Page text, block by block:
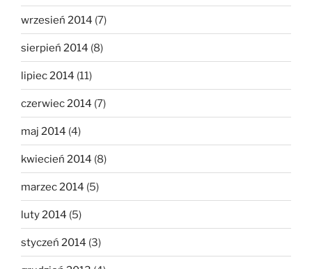
wrzesień 2014 (7)
sierpień 2014 (8)
lipiec 2014 (11)
czerwiec 2014 (7)
maj 2014 (4)
kwiecień 2014 (8)
marzec 2014 (5)
luty 2014 (5)
styczeń 2014 (3)